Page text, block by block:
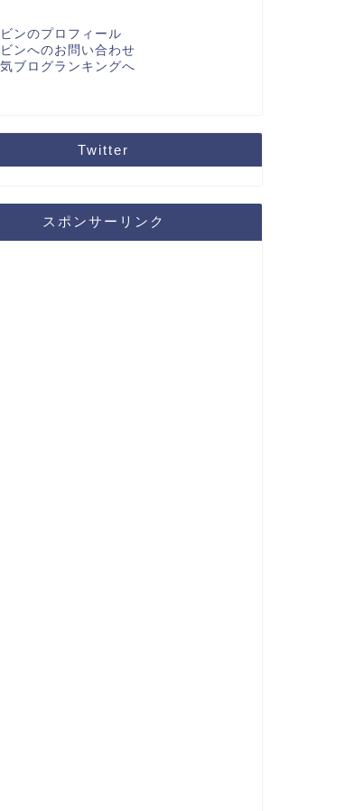
ンのプロフィール
ンへのお問い合わせ
ブログランキングへ
Twitter
スポンサーリンク